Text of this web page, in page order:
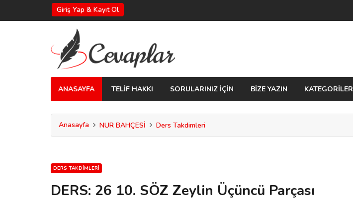
Giriş Yap & Kayıt Ol
ANASAYFA TELİF HAKKI SORULARINIZ İÇİN BİZE YAZIN KATEGORİLER
Anasayfa NUR BAHÇESİ Ders Takdimleri
DERS TAKDIMLERI
DERS: 26 10. SÖZ Zeylin Üçüncü Parçası